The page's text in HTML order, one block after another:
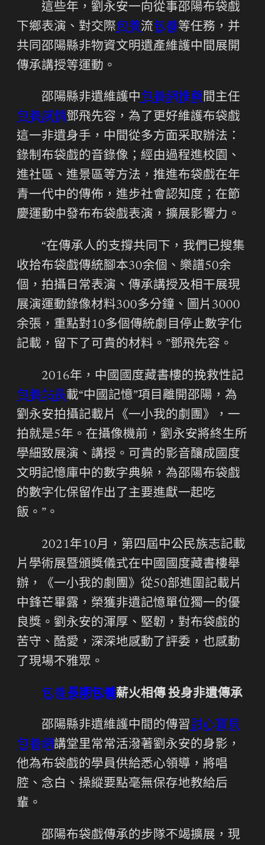
這些年，劉永安一向從事邵陽布袋戲
下鄉表演、對交際包養流包養等任務，并
共同邵陽縣非物資文明遺產維護中間展開
傳承講授等運動。
邵陽縣非遺維護中包養網推薦間主任
包養感情鄧飛先容，為了更好維護布袋戲
這一非遺身手，中間從多方面采取辦法：
錄制布袋戲的音錄像；經由過程進校園、
進社區、進景區等方法，推進布袋戲在年
青一代中的傳佈，進步社會認知度；在節
慶運動中發布布袋戲表演，擴展影響力。
“在傳承人的支撐共同下，我們已搜集
收拾布袋戲傳統腳本30余個、樂譜50余
個，拍攝日常表演、傳承講授及相干展現
展演運動錄像材料300多分鐘、圖片3000
余張，重點對10多個傳統劇目停止數字化
記載，留下了可貴的材料。”鄧飛先容。
2016年，中國國度藏書樓的挽救性記
包養站長載“中國記憶”項目離開邵陽，為
劉永安拍攝記載片《一小我的劇團》，一
拍就是5年。在攝像機前，劉永安將終生所
學細致展演、講授。可貴的影音釀成國度
文明記憶庫中的數字典躲，為邵陽布袋戲
的數字化保留作出了主要進獻一起吃
飯。”。
2021年10月，第四屆中公民族志記載
片學術展暨頒獎儀式在中國國度藏書樓舉
辦，《一小我的劇團》從50部進圍記載片
中鋒芒畢露，榮獲非遺記憶單位獨一的優
良獎。劉永安的渾厚、堅韌，對布袋戲的
苦守、酷愛，深深地感動了評委，也感動
了現場不雅眾。
包養長期包養薪火相傳 投身非遺傳承
邵陽縣非遺維護中間的傳習甜心寶貝
包養網講堂里常常活潑著劉永安的身影，
他為布袋戲的學員供給悉心領導，將唱
腔、念白、操縱要點毫無保存地教給后
輩。
邵陽布袋戲傳承的步隊不竭擴展，現